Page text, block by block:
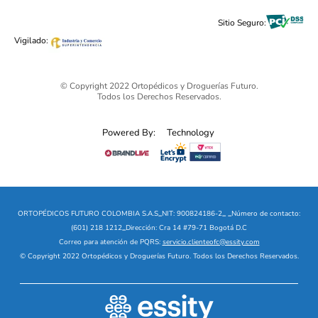
Sitio Seguro:
Vigilado:
© Copyright 2022 Ortopédicos y Droguerías Futuro.
Todos los Derechos Reservados.
Powered By: Technology
ORTOPÉDICOS FUTURO COLOMBIA S.A.S_NIT: 900824186-2_ _Número de contacto:
(601) 218 1212_Dirección: Cra 14 #79-71 Bogotá D.C
Correo para atención de PQRS: servicio.clienteofc@essity.com
© Copyright 2022 Ortopédicos y Droguerías Futuro. Todos los Derechos Reservados.